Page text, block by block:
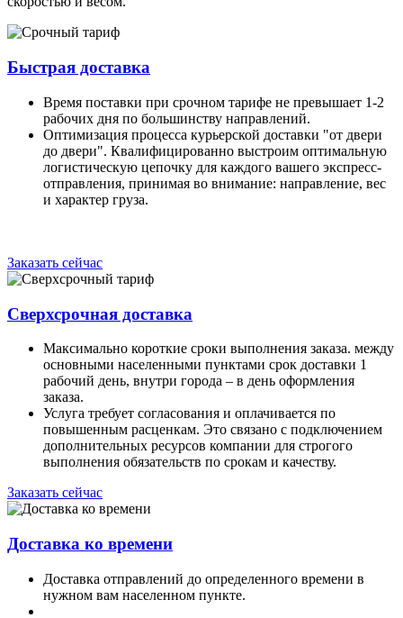
Быстрая доставка
Время поставки при срочном тарифе не превышает 1-2
рабочих дня по большинству направлений.
Оптимизация процесса курьерской доставки "от двери
до двери". Квалифицированно выстроим оптимальную
логистическую цепочку для каждого вашего экспресс-
отправления, принимая во внимание: направление, вес
и характер груза.
Заказать сейчас
Сверхсрочная доставка
Максимально короткие сроки выполнения заказа. между
основными населенными пунктами срок доставки 1
рабочий день, внутри города – в день оформления
заказа.
Услуга требует согласования и оплачивается по
повышенным расценкам. Это связано с подключением
дополнительных ресурсов компании для строгого
выполнения обязательств по срокам и качеству.
Заказать сейчас
Доставка ко времени
Доставка отправлений до определенного времени в
нужном вам населенном пункте.